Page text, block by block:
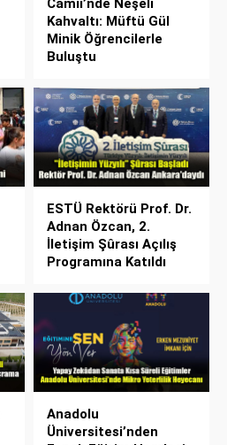
Camii’nde Neşeli
Kahvaltı: Müftü Gül
Minik Öğrencilerle
Buluştu
ESTÜ Rektörü Prof. Dr.
Adnan Özcan, 2.
İletişim Şûrası Açılış
Programına Katıldı
Anadolu
Üniversitesi’nden